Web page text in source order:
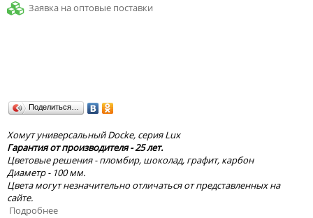
Заявка на оптовые поставки
Поделиться…
Хомут универсальный Docke, серия Lux
Гарантия от производителя - 25 лет.
Цветовые решения - пломбир, шоколад, графит, карбон
Диаметр - 100 мм.
Цвета могут незначительно отличаться от представленных на
сайте.
Подробнее